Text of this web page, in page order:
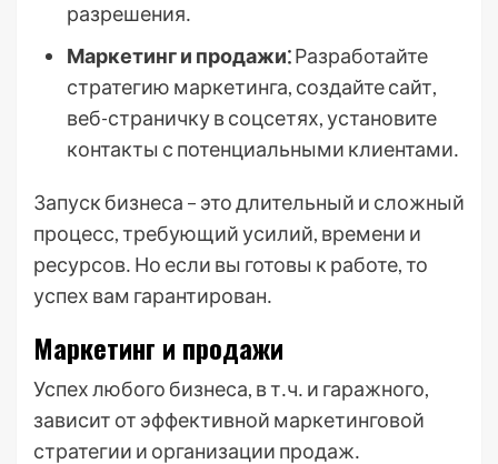
разрешения․
Маркетинг и продажи⁚Разработайте
стратегию маркетинга, создайте сайт,
веб-страничку в соцсетях, установите
контакты с потенциальными клиентами․
Запуск бизнеса – это длительный и сложный
процесс, требующий усилий, времени и
ресурсов․ Но если вы готовы к работе, то
успех вам гарантирован․
Маркетинг и продажи
Успех любого бизнеса, в т․ч․ и гаражного,
зависит от эффективной маркетинговой
стратегии и организации продаж․